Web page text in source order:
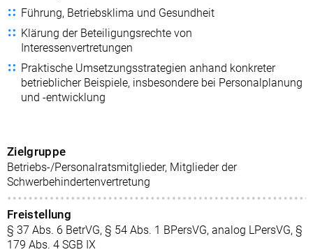
Führung, Betriebsklima und Gesundheit
Klärung der Beteiligungsrechte von
Interessenvertretungen
Praktische Umsetzungsstrategien anhand konkreter
betrieblicher Beispiele, insbesondere bei Personalplanung
und -entwicklung
Zielgruppe
Betriebs-/Personalratsmitglieder, Mitglieder der
Schwerbehindertenvertretung
Freistellung
§ 37 Abs. 6 BetrVG, § 54 Abs. 1 BPersVG, analog LPersVG, §
179 Abs. 4 SGB IX